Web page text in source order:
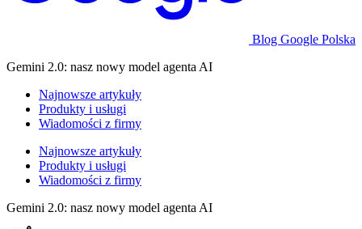
Blog Google Polska
Gemini 2.0: nasz nowy model agenta AI
Najnowsze artykuły
Produkty i usługi
Wiadomości z firmy
Najnowsze artykuły
Produkty i usługi
Wiadomości z firmy
Gemini 2.0: nasz nowy model agenta AI